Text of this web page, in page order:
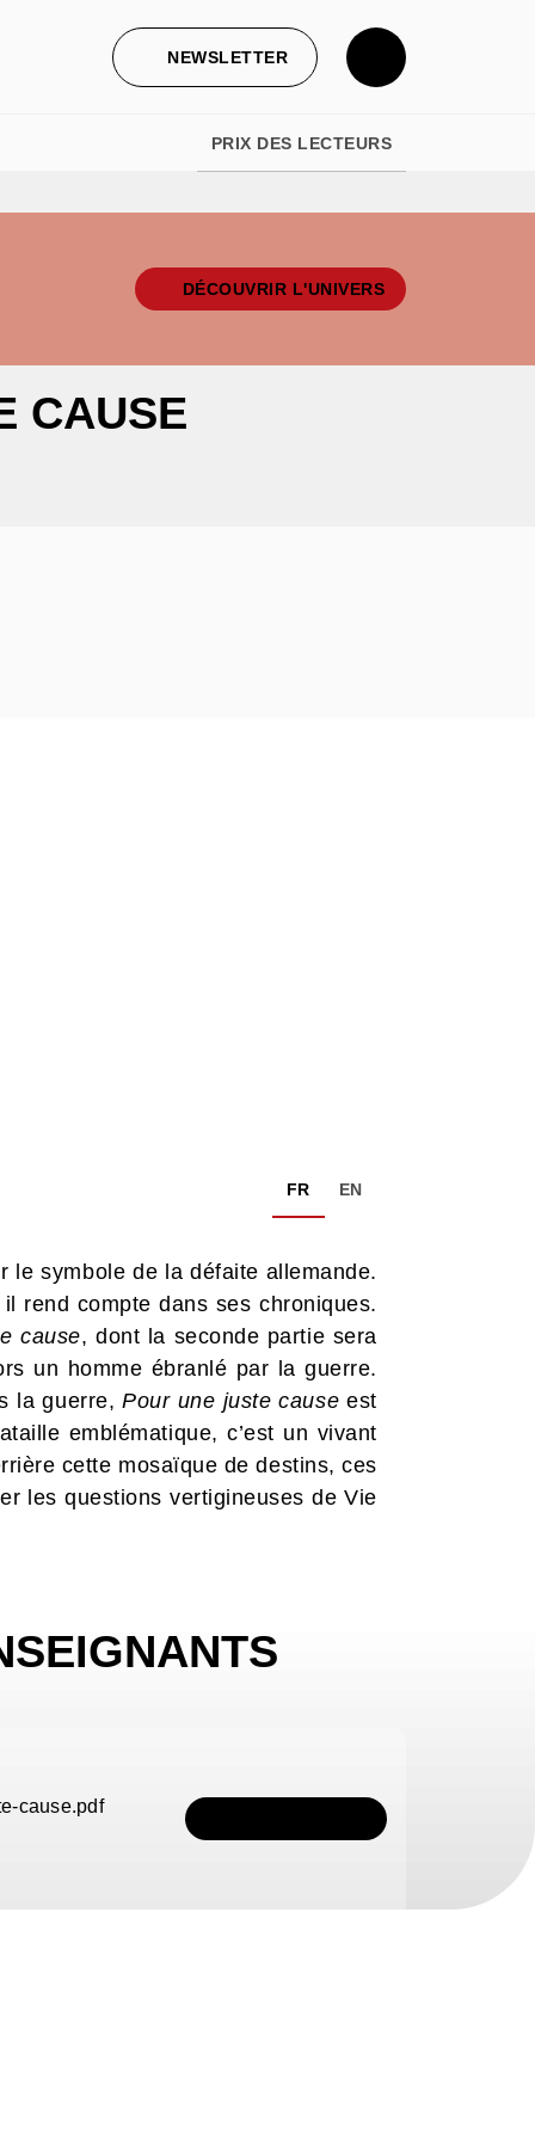
NEWSLETTER
PRIX DES LECTEURS
DÉCOUVRIR L'UNIVERS
CAUSE
FR EN
le symbole de la défaite allemande.
rend compte dans ses chroniques.
cause, dont la seconde partie sera
un homme ébranlé par la guerre.
la guerre,Pour une juste cause est
emblématique, c’est un vivant
cette mosaïque de destins, ces
les questions vertigineuses de Vie
cause.pdf